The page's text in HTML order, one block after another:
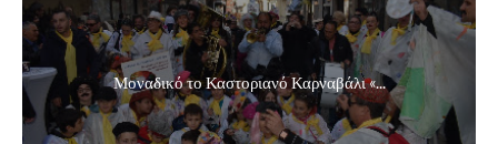
Μοναδικό το Καστοριανό Καρναβάλι «...